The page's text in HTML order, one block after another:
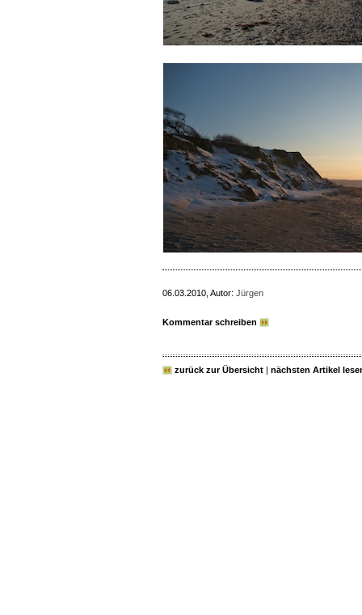
06.03.2010, Autor: Jürgen
Kommentar schreiben
zurück zur Übersicht | nächsten Artikel